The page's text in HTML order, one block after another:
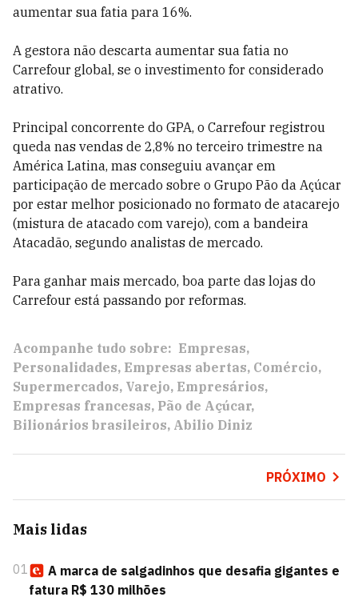
aumentar sua fatia para 16%.
A gestora não descarta aumentar sua fatia no
Carrefour global, se o investimento for considerado
atrativo.
Principal concorrente do GPA, o Carrefour registrou
queda nas vendas de 2,8% no terceiro trimestre na
América Latina, mas conseguiu avançar em
participação de mercado sobre o Grupo Pão da Açúcar
por estar melhor posicionado no formato de atacarejo
(mistura de atacado com varejo), com a bandeira
Atacadão, segundo analistas de mercado.
Para ganhar mais mercado, boa parte das lojas do
Carrefour está passando por reformas.
Acompanhe tudo sobre: Empresas
Personalidades Empresas abertas Comércio
Supermercados Varejo Empresários
Empresas francesas Pão de Açúcar
Bilionários brasileiros Abilio Diniz
PRÓXIMO
Mais lidas
01
A marca de salgadinhos que desafia gigantes e
fatura R$ 130 milhões